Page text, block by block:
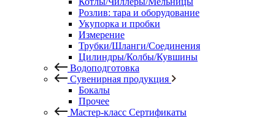
Розлив: тара и оборудование
Укупорка и пробки
Измерение
Трубки/Шланги/Соединения
Цилиндры/Колбы/Кувшины
Водоподготовка
Сувенирная продукция
Бокалы
Прочее
Мастер-класс Сертификаты